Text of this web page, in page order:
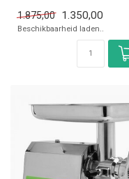
verschillende soort...
1.875,00 1.350,00
Beschikbaarheid laden..